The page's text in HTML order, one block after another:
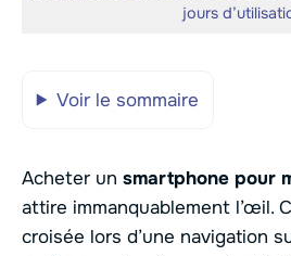
jours
Voir le sommaire
Acheter un smartphone pour
attire immanquablement l’œil.
croisée lors d’une navigation